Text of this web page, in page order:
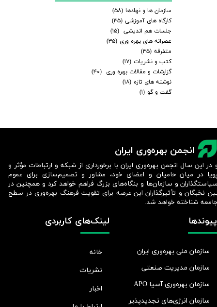
سازمان ها و نهادها (۵۸)
کارگاه های آموزشی (۳۵)
جلسات هم اندیشی (۱۵)
عصرانه های بهره وری (۳۵)
متفرقه (۳۵)
کتب و نشریات (۱۷)
گزارشات و مقالات بهره وری
(۴۰)
نوشته های تازه (۱۸)
گفت و گو (۱)
انجمن بهره‌وری ایران
لینک‌های کاربردی
خانه
نشریات
اخبار
پیوندها
سازمان ملی بهره‌وری ایران
سازمان مدیریت صنعتی
سازمان بهره‌وری آسیا APO
سازمان انرژی‌های تجدیدپذیر
در این سال انجمن بهره‌وری ایران با برخورداری از شبکه و ارتباطات مؤثر و
در میان حامیان و اعضای خود، مشاور و تصمیم‌سازی برای عموم
و سازمان‌ها و بنگاه‌های بزرگ فراهم خواهد کرد و همچنین در
نخبگان و تأثیرگذاران این عرصه برای تقویت فرهنگ بهره‌وری در سطح
شناخته خواهد شد.​​​​​​​